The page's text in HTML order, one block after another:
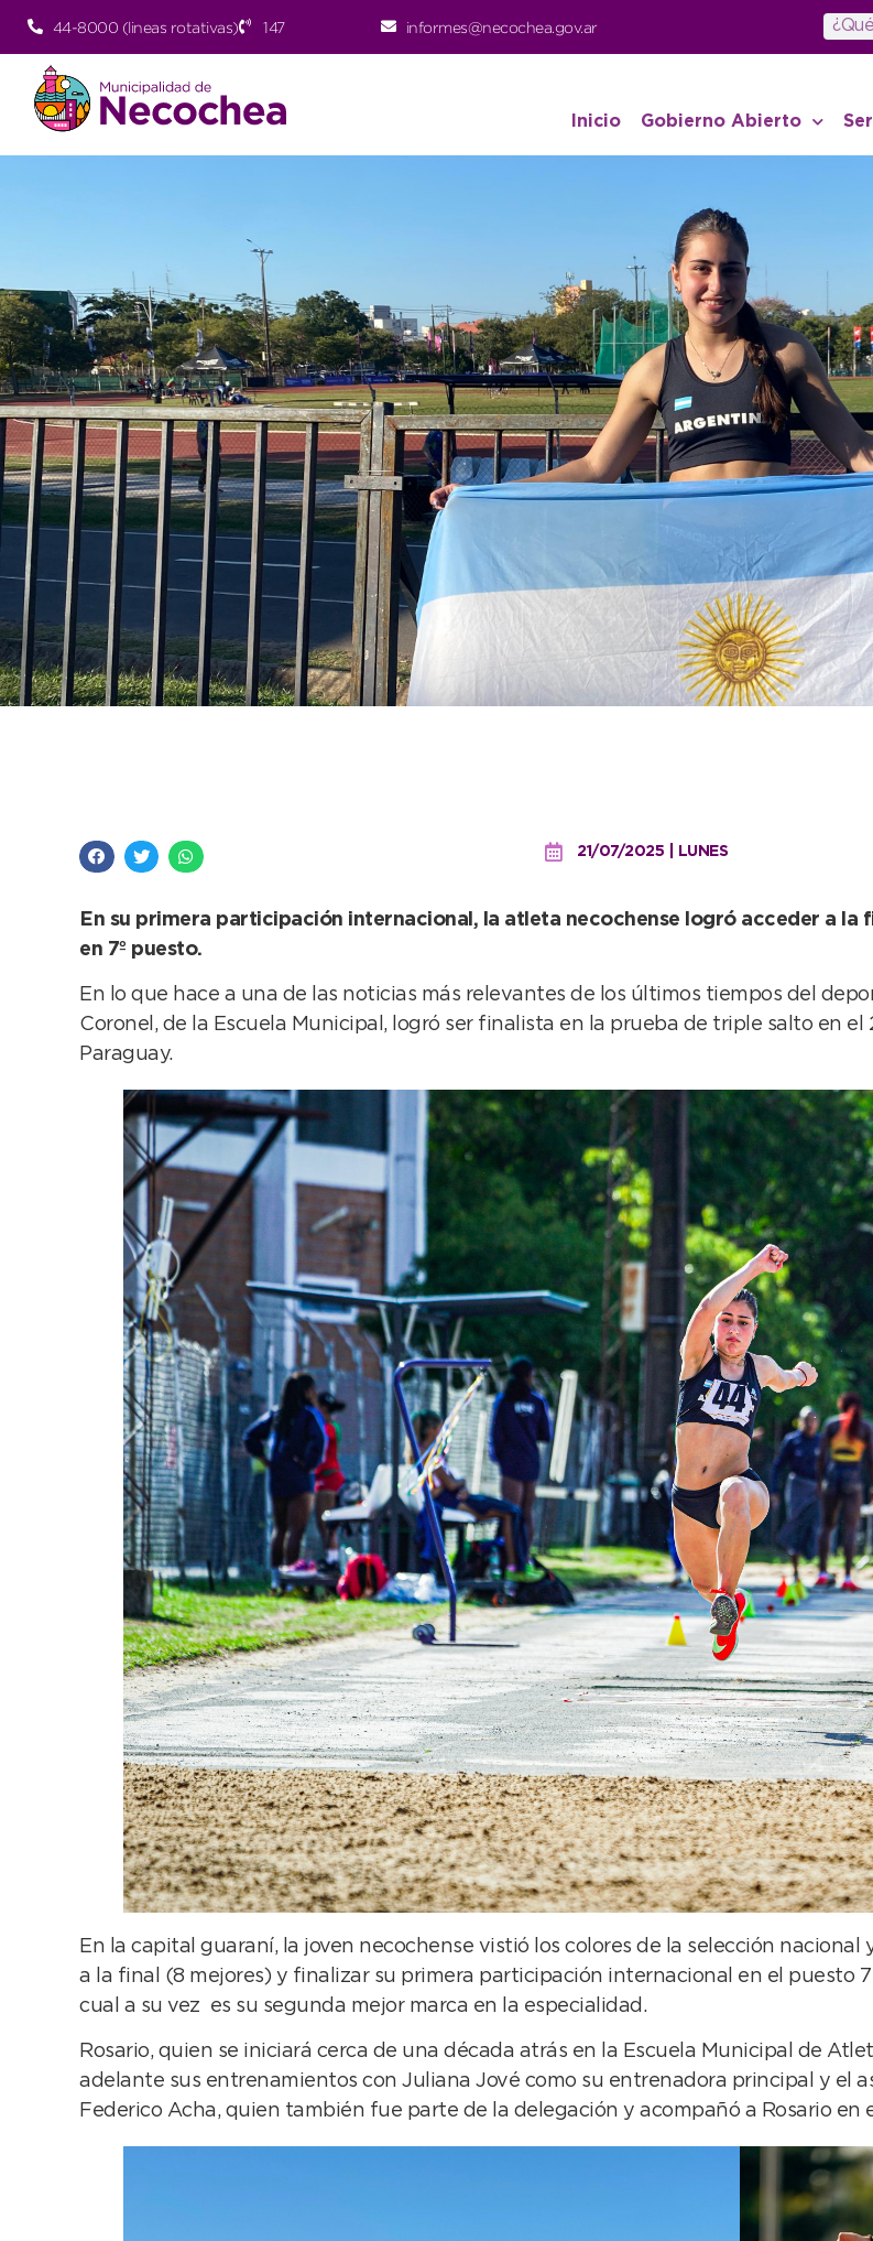
44-8000 (lineas rotativas) 147 informes@necochea.gov.ar
Inicio Gobierno Abierto
21/07/2025 | LUNES
En su primera participación internacional, la atleta necochense logró acceder a
en 7º puesto.
En lo que hace a una de las noticias más relevantes de los últimos tiempos del
Coronel, de la Escuela Municipal, logró ser finalista en la prueba de triple salto en el
Paraguay.
En la capital guaraní, la joven necochense vistió los colores de la selección
a la final (8 mejores) y finalizar su primera participación internacional en el puesto
cual a su vez es su segunda mejor marca en la especialidad.
Rosario, quien se iniciará cerca de una década atrás en la Escuela Municipal de
adelante sus entrenamientos con Juliana Jové como su entrenadora principal y el
Federico Acha, quien también fue parte de la delegación y acompañó a Rosario en